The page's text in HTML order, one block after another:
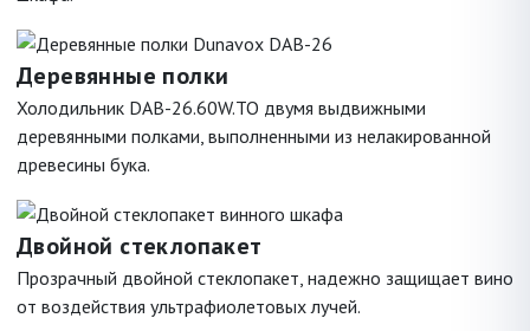
Деревянные полки
Холодильник DAB-26.60W.TO двумя выдвижными
деревянными полками, выполненными из нелакированной
древесины бука.
Двойной стеклопакет
Прозрачный двойной стеклопакет, надежно защищает вино
от воздействия ультрафиолетовых лучей.